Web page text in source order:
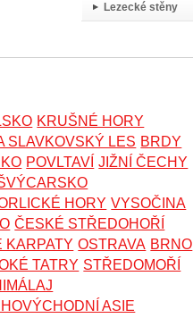
Lezecké stěny
KRUŠNÉ HORY
SLAVKOVSKÝ LES BRDY
POVLTAVÍ JIŽNÍ ČECHY
HORY VYSOČINA
ČESKÉ STŘEDOHOŘÍ
KARPATY OSTRAVA BRNO
TATRY STŘEDOMOŘÍ
ASIE